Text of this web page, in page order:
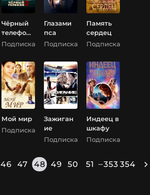
Чёрный
телефон
2
Подписка
Глазами
пса
Подписка
Память
сердец
Подписка
Мой мир
Подписка
Зажиган
ие
Подписка
Индеец в
шкафу
Подписка
46 47 48 49 50 51 ...353 354